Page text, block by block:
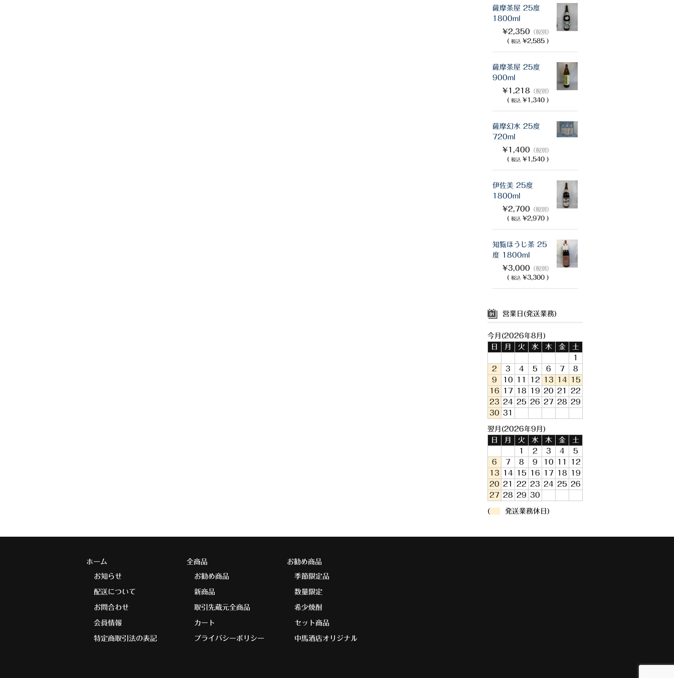
薩摩茶屋 25度
1800ml
¥2,350 （税別）
( 税込 ¥2,585 )
薩摩茶屋 25度
900ml
¥1,218 （税別）
( 税込 ¥1,340 )
薩摩幻水 25度
720ml
¥1,400 （税別）
( 税込 ¥1,540 )
伊佐美 25度
1800ml
¥2,700 （税別）
( 税込 ¥2,970 )
知覧ほうじ茶 25
度 1800ml
¥3,000 （税別）
( 税込 ¥3,300 )
営業日(発送業務)
今月(2026年8月)
日
月 火 水 木 金
土
1
2
3 4 5 6 7
8
9
10 11 12 13 14
15
16
17 18 19 20 21
22
23 24 25 26 27 28 29
30 31
翌月(2026年9月)
日
月 火 水 木 金
土
1
2 3 4
5
6
7 8 9 10 11
12
13
14 15 16 17 18
19
20 21 22 23 24 25 26
27 28 29 30
( 発送業務休日)
ホーム
お知らせ
配送について
お問合わせ
会員情報
特定商取引法の表記
全商品
お勧め商品
新商品
取引先蔵元全商品
カート
プライバシーポリシー
お勧め商品
季節限定品
数量限定
希少焼酎
セット商品
中馬酒店オリジナル